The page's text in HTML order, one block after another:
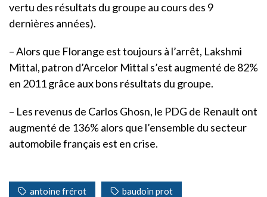
vertu des résultats du groupe au cours des 9
dernières années).
– Alors que Florange est toujours à l’arrêt, Lakshmi
Mittal, patron d’Arcelor Mittal s’est augmenté de 82%
en 2011 grâce aux bons résultats du groupe.
– Les revenus de Carlos Ghosn, le PDG de Renault ont
augmenté de 136% alors que l’ensemble du secteur
automobile français est en crise.
antoine frérot baudoin prot